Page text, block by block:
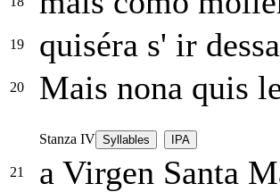
19 quiséra s' ir
20 Mais nona quis
Stanza IV Syllables IPA
21 a Virgen Santa